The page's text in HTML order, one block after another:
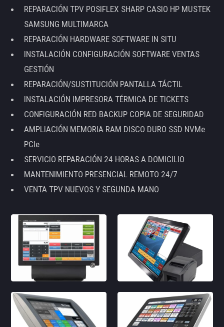
REPARACIÓN TPV POSIFLEX SHARP CASIO HP MUSTEK
SAMSUNG MULTIMARCA
REPARACIÓN HARDWARE SOFTWARE IN SITU
INSTALACIÓN CONFIGURACIÓN SOFTWARE VENTAS
GESTIÓN
REPARACIÓN/SUSTITUCIÓN PANTALLA TÁCTIL
INSTALACIÓN IMPRESORA TÉRMICA DE TICKETS
CONFIGURACIÓN RED BACKUP COPIA DE SEGURIDAD
AMPLIACIÓN MEMORIA RAM DISCO DURO SSD NVMe
PCIe
SERVICIO REPARACIÓN 24 HORAS A DOMICILIO
MANTENIMIENTO PRESENCIAL REMOTO 24/7
VENTA TPV NUEVOS Y SEGUNDA MANO